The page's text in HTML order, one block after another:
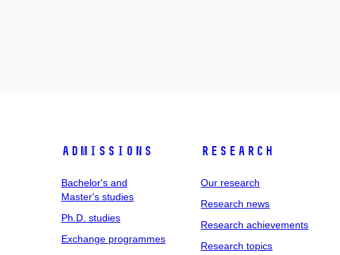
Admissions
Bachelor's and
Master's studies
Ph.D. studies
Exchange programmes
Research
Our research
Research news
Research achievements
Research topics